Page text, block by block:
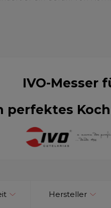
IVO-Messer
perfektes
Hersteller